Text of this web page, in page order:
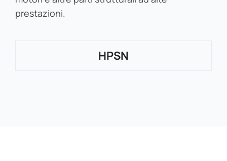
prestazioni.
HPSN